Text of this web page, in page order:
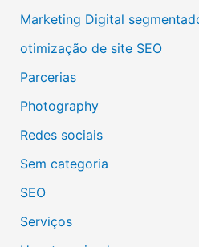
Marketing Digital
otimização de site SEO
Parcerias
Photography
Redes sociais
Sem categoria
SEO
Serviços